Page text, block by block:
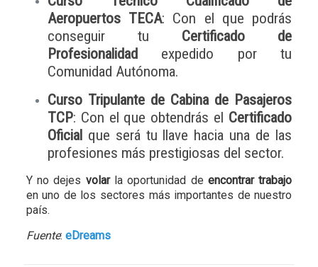
Aeropuertos TECA: Con el que podrás
conseguir tu Certificado de
Profesionalidadexpedido por tu
Comunidad Autónoma.
Curso Tripulante de Cabina de Pasajeros
TCP: Con el que obtendrás el Certificado
Oficial que será tu llave hacia una de las
profesiones más prestigiosas del sector.
Y no dejes volarla oportunidad de encontrar trabajo
en uno de los sectores más importantes de nuestro
país.
Fuente: eDreams